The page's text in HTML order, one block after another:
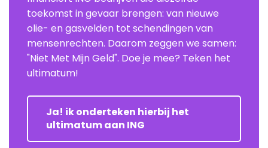
toekomst in gevaar brengen: van nieuwe
olie- en gasvelden tot schendingen van
mensenrechten. Daarom zeggen we samen:
"Niet Met Mijn Geld". Doe je mee? Teken het
ultimatum!
Ja! ik onderteken hierbij het
ultimatum aan ING